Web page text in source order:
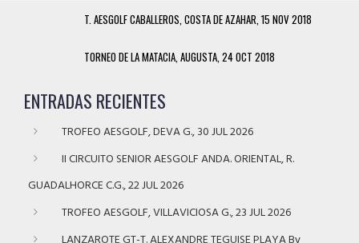
T. AESGOLF CABALLEROS, COSTA DE AZAHAR, 15 NOV 2018
TORNEO DE LA MATACIA, AUGUSTA, 24 OCT 2018
ENTRADAS RECIENTES
TROFEO AESGOLF, DEVA G., 30 JUL 2026
II CIRCUITO SENIOR AESGOLF ANDA. ORIENTAL, R.
GUADALHORCE C.G., 22 JUL 2026
TROFEO AESGOLF, VILLAVICIOSA G., 23 JUL 2026